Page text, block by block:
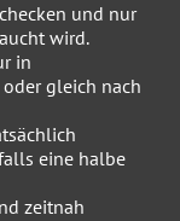
und nur
wird.
in
gleich nach
eine halbe
zeitnah